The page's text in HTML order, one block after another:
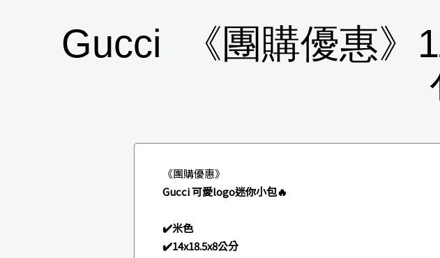
Gucci 《團購優惠》
《團購優惠》
Gucci 可愛logo迷你小包🔥
✔️米色
✔️14x18.5x8公分